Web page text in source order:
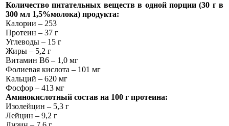
Количество питательных веществ в одной порции (30 г в
300 мл 1,5%молока) продукта:
Калории – 253
Протеин – 37 г
Углеводы – 15 г
Жиры – 5,2 г
Витамин В6 – 1,0 мг
Фолиевая кислота – 101 мг
Кальций – 620 мг
Фосфор – 413 мг
Аминокислотный состав на 100 г протеина:
Изолейцин – 5,3 г
Лейцин – 9,2 г